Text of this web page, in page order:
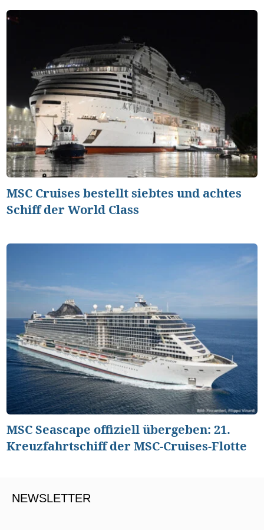
MSC Cruises bestellt siebtes und achtes
Schiff der World Class
MSC Seascape offiziell übergeben: 21.
Kreuzfahrtschiff der MSC-Cruises-Flotte
NEWSLETTER